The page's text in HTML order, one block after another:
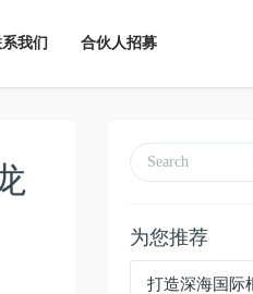
我们 合伙人招募
为您推荐
打造深海国际